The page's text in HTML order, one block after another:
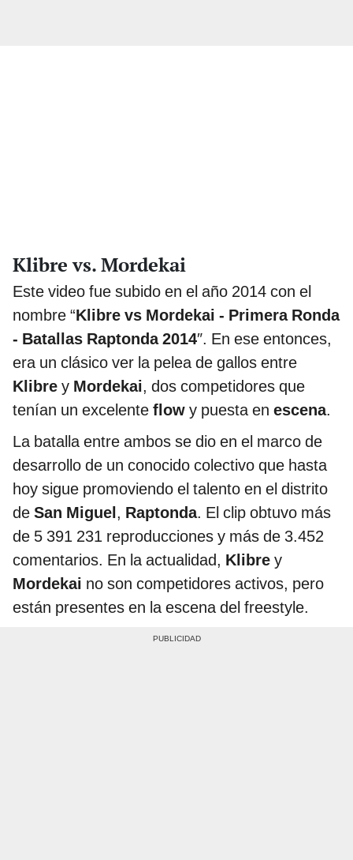
Klibre vs. Mordekai
Este video fue subido en el año 2014 con el
nombre “Klibre vs Mordekai - Primera Ronda
- Batallas Raptonda 2014″. En ese entonces,
era un clásico ver la pelea de gallos entre
Klibre y Mordekai, dos competidores que
tenían un excelente flow y puesta en escena.
La batalla entre ambos se dio en el marco de
desarrollo de un conocido colectivo que hasta
hoy sigue promoviendo el talento en el distrito
de San Miguel, Raptonda. El clip obtuvo más
de 5 391 231 reproducciones y más de 3.452
comentarios. En la actualidad, Klibre y
Mordekai no son competidores activos, pero
están presentes en la escena del freestyle.